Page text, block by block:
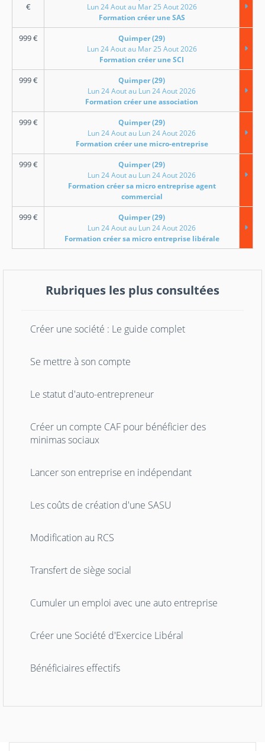
€
Lun 24 Aout au Mar 25 Aout 2026
Formation créer une SAS
999€
Quimper (29)
Lun 24 Aout au Mar 25 Aout 2026
Formation créer une SCI
999€
Quimper (29)
Lun 24 Aout au Lun 24 Aout 2026
Formation créer une association
999€
Quimper (29)
Lun 24 Aout au Lun 24 Aout 2026
Formation créer une micro-entreprise
999€
Quimper (29)
Lun 24 Aout au Lun 24 Aout 2026
Formation créer sa micro entreprise agent
commercial
999€
Quimper (29)
Lun 24 Aout au Lun 24 Aout 2026
Formation créer sa micro entreprise libérale
Rubriques les plus consultées
Créer une société : Le guide complet
Se mettre à son compte
Le statut d'auto-entrepreneur
Créer un compte CAF pour bénéficier des
minimas sociaux
Lancer son entreprise en indépendant
Les coûts de création d'une SASU
Modification au RCS
Transfert de siège social
Cumuler un emploi avec une auto entreprise
Créer une Société d'Exercice Libéral
Bénéficiaires effectifs